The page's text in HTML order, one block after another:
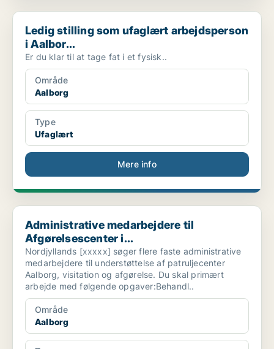
Ledig stilling som ufaglært arbejdsperson i Aalbor...
Ledig stilling som ufaglært arbejdsperson
i Aalbor...
Er du klar til at tage fat i et fysisk..
Område
Aalborg
Type
Ufaglært
Mere info
Administrative medarbejdere til Afgørelsescenter i...
Administrative medarbejdere til
Afgørelsescenter i...
Nordjyllands [xxxxx] søger flere faste administrative
medarbejdere til understøttelse af patruljecenter
Aalborg, visitation og afgørelse. Du skal primært
arbejde med følgende opgaver:Behandl..
Område
Aalborg